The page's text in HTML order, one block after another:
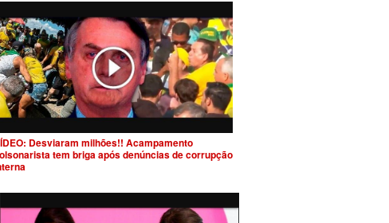
Desviaram milhões!! Acampamento
tem briga após denúncias de corrupção